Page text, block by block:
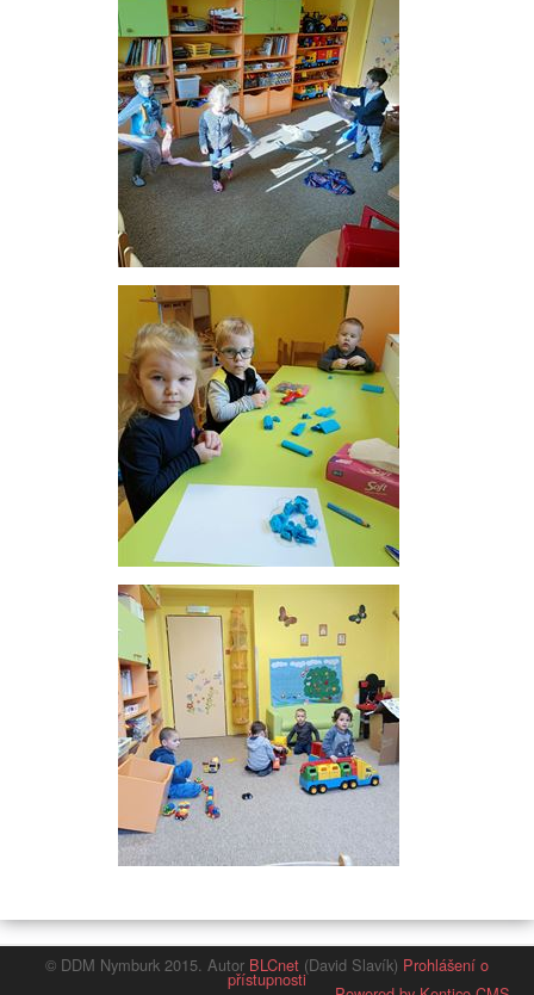
© DDM Nymburk 2015. Autor BLCnet (David Slavík) Prohlášení o
přístupnosti